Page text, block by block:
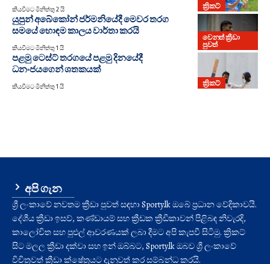
ක්‍රිකට්
කියවීමට මිනිත්තු 2 යි
වෙනත් ක්‍රීඩා
පුවත්
යුපුන් අබේකෝන් ජර්මනියේදී මෙවර තරග
සමයේ හොඳම කාලය වාර්තා කරයි
කියවීමට මිනිත්තු 1 යි
ක්‍රිකට්
පළමු ටෙස්ට් තරගයේ පළමු දිනයේදී
ධනංජයගෙන් ශතකයක්
කියවීමට මිනිත්තු 1 යි
අපි ගැන
ශ්‍රී ලංකාවේ නවතම ක්‍රීඩා පුවත් සඳහා Sporty.lk ඔබේ ප්‍රධාන වේදිකාවයි.
දේශීය ක්‍රීඩා ඉසව්, කණ්ඩායම් සහ ක්‍රීඩක ක්‍රීඩිකාවන් පිළිබඳ නිවැරදි,
කාලෝචිත සහ පුළුල් ආවරණයක් ලබා දීමට අපි කැපවී සිටිමු. ක්‍රිකට්
සිට මලල ක්‍රීඩා දක්වා සහ ඉන් ඔබ්බට, Sporty.lk ඔබව ශ්‍රී ලංකාවේ
විචිත්‍රවත් ක්‍රීඩා ක්ෂේත්‍රයට දැනුවත් කර සම්බන්ධ කරයි.